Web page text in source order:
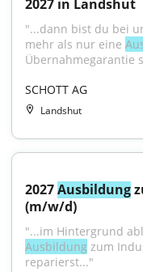
2027 in Landshut
"...dann bist du bei
mehr als nur eine
Übernahmegarantie
SCHOTT AG
Landshut
2027 Ausbildung
(m/w/d)
Ausbildung zum
reparierst..."